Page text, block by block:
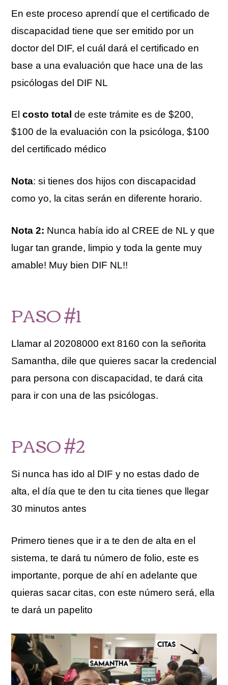
En este proceso aprendí que el certificado de
discapacidad tiene que ser emitido por un
doctor del DIF, el cuál dará el certificado en
base a una evaluación que hace una de las
psicólogas del DIF NL
Elcosto total de este trámite es de $200,
$100 de la evaluación con la psicóloga, $100
del certificado médico
Nota: si tienes dos hijos con discapacidad
como yo, la citas serán en diferente horario.
Nota 2: Nunca había ido al CREE de NL y que
lugar tan grande, limpio y toda la gente muy
amable! Muy bien DIF NL!!
PASO #1
Llamar al 20208000 ext 8160 con la señorita
Samantha, dile que quieres sacar la credencial
para persona con discapacidad, te dará cita
para ir con una de las psicólogas.
PASO #2
Si nunca has ido al DIF y no estas dado de
alta, el día que te den tu cita tienes que llegar
30 minutos antes
Primero tienes que ir a te den de alta en el
sistema, te dará tu número de folio, este es
importante, porque de ahí en adelante que
quieras sacar citas, con este número será, ella
te dará un papelito